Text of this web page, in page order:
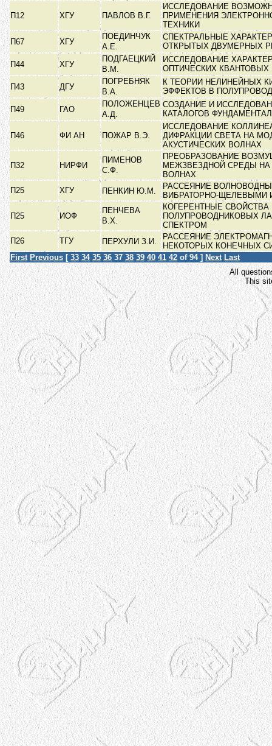
П12 ХГУ ПАВЛОВ В.Г.
ИССЛЕДОВАНИЕ
ПРИМЕНЕНИЯ
ТЕХНИКИ
П67
ХГУ
ПОЕДИНЧУК
А.Е.
СПЕКТРАЛЬНЫЕ
ОТКРЫТЫХ ДВУМЕРНЫХ
П44
ХГУ
ПОДГАЕЦКИЙ
В.М.
ИССЛЕДОВАНИЕ
ОПТИЧЕСКИХ КВАНТОВЫХ
П43
ДГУ
ПОГРЕБНЯК
В.А.
К ТЕОРИИ НЕЛИНЕЙНЫХ
ЭФФЕКТОВ В
П49
ГАО
ПОЛОЖЕНЦЕВ
А.Д.
СОЗДАНИЕ И
КАТАЛОГОВ
П46 ФИ АН ПОЖАР В.Э.
ИССЛЕДОВАНИЕ
ДИФРАКЦИИ СВЕТА НА
АКУСТИЧЕСКИХ ВОЛНАХ
П32 НИРФИ
ПИМЕНОВ
С.Ф.
ПРЕОБРАЗОВАНИЕ
МЕЖЗВЕЗДНОЙ СРЕДЫ НА
ВОЛНАХ
П25
ХГУ ПЕНКИН Ю.М.
РАССЕЯНИЕ
ВИБРАТОРНО-ЩЕЛЕВЫМИ
П25 ИОФ
ПЕНЧЕВА
В.Х.
КОГЕРЕНТНЫЕ СВОЙСТВА
ПОЛУПРОВОДНИКОВЫХ
СПЕКТРОМ
П26
ТГУ ПЕРХУЛИ З.И.
РАССЕЯНИЕ
НЕКОТОРЫХ КОНЕЧНЫХ
First Previous [ 33 34 35 36 37 38 39 40 41 42 of 94 ] Next Last
All
This